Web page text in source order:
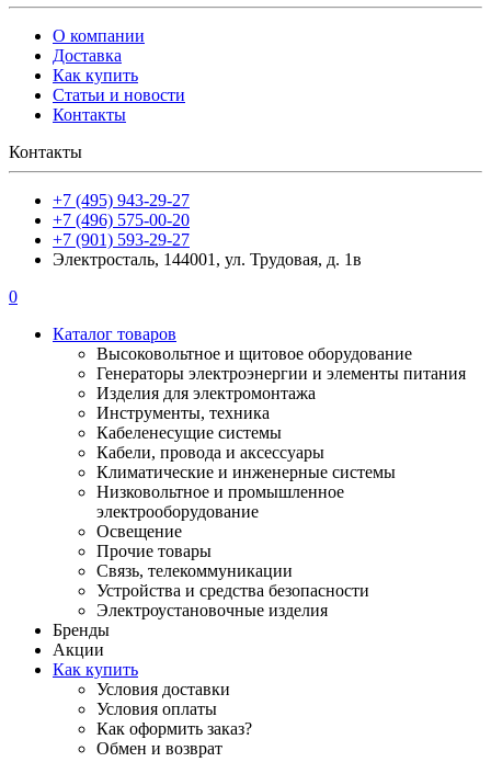
О компании
Доставка
Как купить
Статьи и новости
Контакты
Контакты
+7 (495) 943-29-27
+7 (496) 575-00-20
+7 (901) 593-29-27
Электросталь, 144001, ул. Трудовая, д. 1в
0
Каталог товаров
Высоковольтное и щитовое оборудование
Генераторы электроэнергии и элементы питания
Изделия для электромонтажа
Инструменты, техника
Кабеленесущие системы
Кабели, провода и аксессуары
Климатические и инженерные системы
Низковольтное и промышленное
электрооборудование
Освещение
Прочие товары
Связь, телекоммуникации
Устройства и средства безопасности
Электроустановочные изделия
Бренды
Акции
Как купить
Условия доставки
Условия оплаты
Как оформить заказ?
Обмен и возврат